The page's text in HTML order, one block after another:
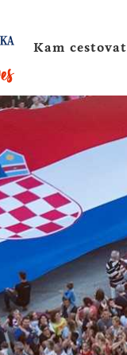
Kam cestovat